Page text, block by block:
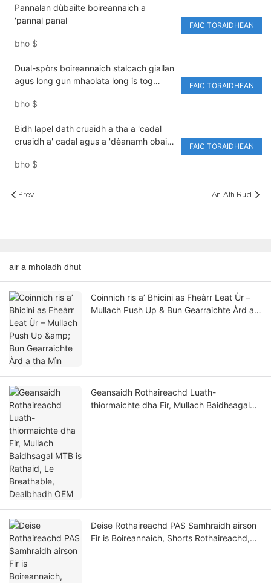
Pannalan dùbailte boireannaich a
'pannal panal
bho $
FAIC TORAIDHEAN
Dual-spòrs boireannaich stalcach giallan
agus long gun mhaolata long is tog
bho $
FAIC TORAIDHEAN
Bidh lapel dath cruaidh a tha a 'cadal
cruaidh a' cadal agus a 'dèanamh obair
bho $
FAIC TORAIDHEAN
Prev An Ath Rud
air a mholadh dhut
Coinnich ris a’ Bhicini as Fheàrr Leat Ùr –
Mullach Push Up & Bun Gearraichte Àrd a
Geansaidh Rothaireachd Luath-
thiormaichte dha Fir, Mullach Baidhsagal
Deise Rothaireachd PAS Samhraidh airson
Fir is Boireannaich, Shorts Rothaireachd,